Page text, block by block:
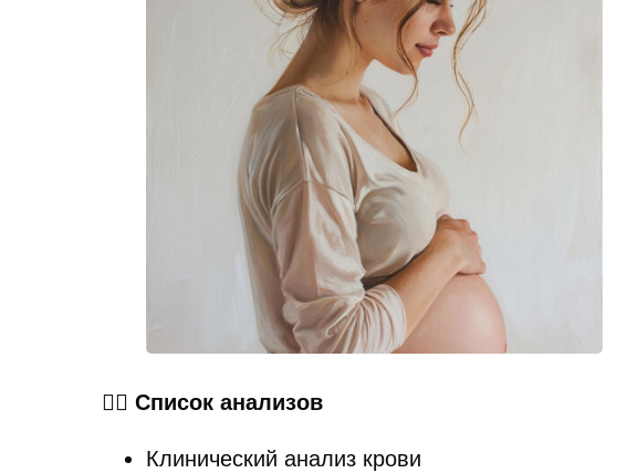
👉🏻 Список анализов
Клинический анализ крови